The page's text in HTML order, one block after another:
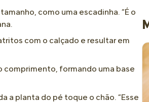
como uma escadinha. “É o
com o calçado e resultar em
comprimento, formando uma base
a planta do pé toque o chão. “Esse